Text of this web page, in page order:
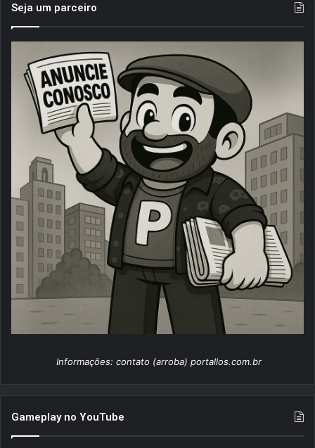
Seja um parceiro
Informações: contato (arroba) portallos.com.br
Gameplay no YouTube